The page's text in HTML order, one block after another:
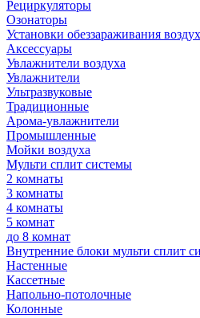
Рециркуляторы
Озонаторы
Установки обеззараживания
Аксессуары
Увлажнители воздуха
Увлажнители
Ультразвуковые
Традиционные
Арома-увлажнители
Промышленные
Мойки воздуха
Мульти сплит системы
2 комнаты
3 комнаты
4 комнаты
5 комнат
до 8 комнат
Внутренние блоки мульти сплит
Настенные
Кассетные
Напольно-потолочные
Колонные